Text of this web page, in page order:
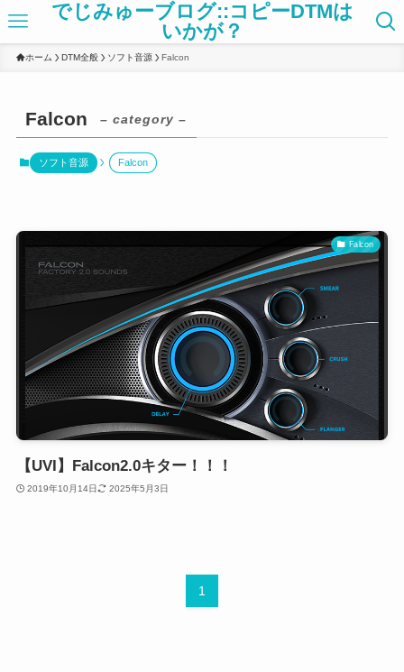
でじみゅーブログ::コピーDTMは
いかが？
ホーム DTM全般 ソフト音源 Falcon
Falcon – category –
ソフト音源 Falcon
Falcon
【UVI】Falcon2.0キター！！！
2019年10月14日 2025年5月3日
1